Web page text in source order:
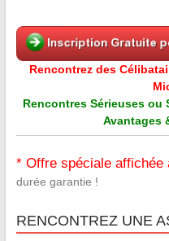
Rencontrez des
Rencontres Sérieuses ou
Avantages
* Offre spéciale affichée
durée garantie !
RENCONTREZ UNE